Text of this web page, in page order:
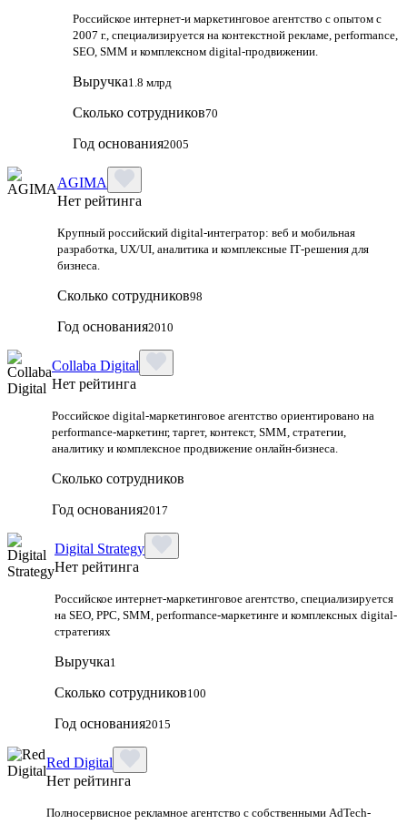
Российское интернет-и маркетинговое агентство с опытом с
2007 г., специализируется на контекстной рекламе, performance,
SEO, SMM и комплексном digital-продвижении.
Выручка1.8 млрд
Сколько сотрудников70
Год основания2005
AGIMA
Нет рейтинга
Крупный российский digital‑интегратор: веб и мобильная
разработка, UX/UI, аналитика и комплексные IT‑решения для
бизнеса.
Сколько сотрудников98
Год основания2010
Collaba Digital
Нет рейтинга
Российское digital-маркетинговое агентство ориентировано на
performance-маркетинг, таргет, контекст, SMM, стратегии,
аналитику и комплексное продвижение онлайн-бизнеса.
Сколько сотрудников
Год основания2017
Digital Strategy
Нет рейтинга
Российское интернет-маркетинговое агентство, специализируется
на SEO, PPC, SMM, performance-маркетинге и комплексных digital-
стратегиях
Выручка1
Сколько сотрудников100
Год основания2015
Red Digital
Нет рейтинга
Полносервисное рекламное агентство с собственными AdTech-